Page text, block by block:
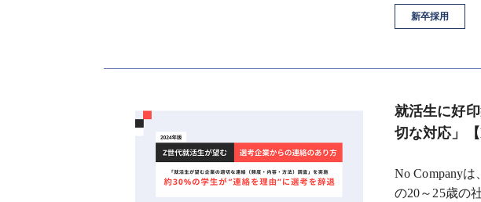
新卒採用
就活生に好
切な対応」【
No Company
の20～25歳の